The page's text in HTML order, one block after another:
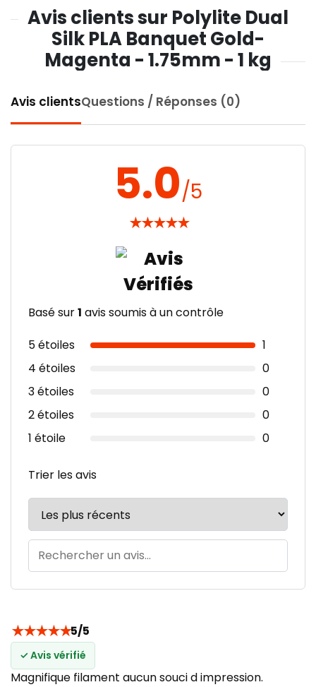
Avis clients sur Polylite Dual
Silk PLA Banquet Gold-
Magenta - 1.75mm - 1 kg
Avis clientsQuestions / Réponses (0)
5.0/5
★★★★★
Basé sur1 avis soumis à un contrôle
5 étoiles
1
4 étoiles
0
3 étoiles
0
2 étoiles
0
1 étoile
0
Trier les avis
★★★★★5/5
✓ Avis vérifié
Magnifique filament aucun souci d impression.